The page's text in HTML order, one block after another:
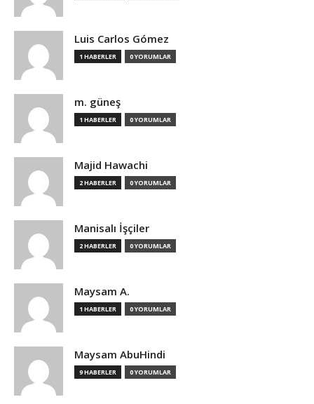
Luis Carlos Gómez
1 HABERLER 0 YORUMLAR
m. güneş
1 HABERLER 0 YORUMLAR
Majid Hawachi
2 HABERLER 0 YORUMLAR
Manisalı İşçiler
2 HABERLER 0 YORUMLAR
Maysam A.
1 HABERLER 0 YORUMLAR
Maysam AbuHindi
9 HABERLER 0 YORUMLAR